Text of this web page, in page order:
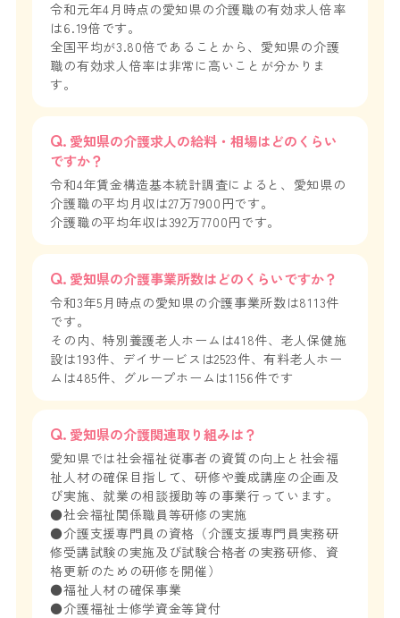
令和元年4月時点の愛知県の介護職の有効求人倍率
は6.19倍です。
全国平均が3.80倍であることから、愛知県の介護
職の有効求人倍率は非常に高いことが分かりま
す。
愛知県の介護求人の給料・相場はどのくらい
ですか？
令和4年賃金構造基本統計調査によると、愛知県の
介護職の平均月収は27万7900円です。
介護職の平均年収は392万7700円です。
愛知県の介護事業所数はどのくらいですか？
令和3年5月時点の愛知県の介護事業所数は8113件
です。
その内、特別養護老人ホームは418件、老人保健施
設は193件、デイサービスは2523件、有料老人ホー
ムは485件、グループホームは1156件です
愛知県の介護関連取り組みは？
愛知県では社会福祉従事者の資質の向上と社会福
祉人材の確保目指して、研修や養成講座の企画及
び実施、就業の相談援助等の事業行っています。
●社会福祉関係職員等研修の実施
●介護支援専門員の資格（介護支援専門員実務研
修受講試験の実施及び試験合格者の実務研修、資
格更新のための研修を開催）
●福祉人材の確保事業
●介護福祉士修学資金等貸付